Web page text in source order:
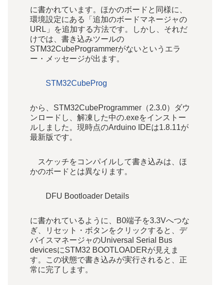
に書かれています。ほかのボードと同様に、
環境設定にある「追加のボードマネージャの
URL」を追加する方法です。しかし、それだ
けでは、書き込みツールの
STM32CubeProgrammerがないというエラ
ー・メッセージが出ます。
STM32CubeProg
から、STM32CubeProgrammer（2.3.0）ダウ
ンロードし
、解凍した中の.exeをインストー
ルしました。現時点のArduino IDEは1.8.11が
最新版です。
スケッチをコンパイルして書き込みは、ほ
かのボードとは異なります。
DFU Bootloader Details
に書かれているように、B0端子を3.3Vへつな
ぎ、リセット・ボタンをクリックすると、デ
バイスマネージャのUniversal Serial Bus
devicesにSTM32 BOOTLOADERが見えま
す。この状態で書き込みが実行されると、正
常に完了します。